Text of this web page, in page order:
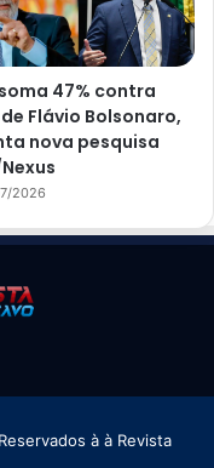
47% contra
Flávio Bolsonaro,
nova pesquisa
2026
à à Revista